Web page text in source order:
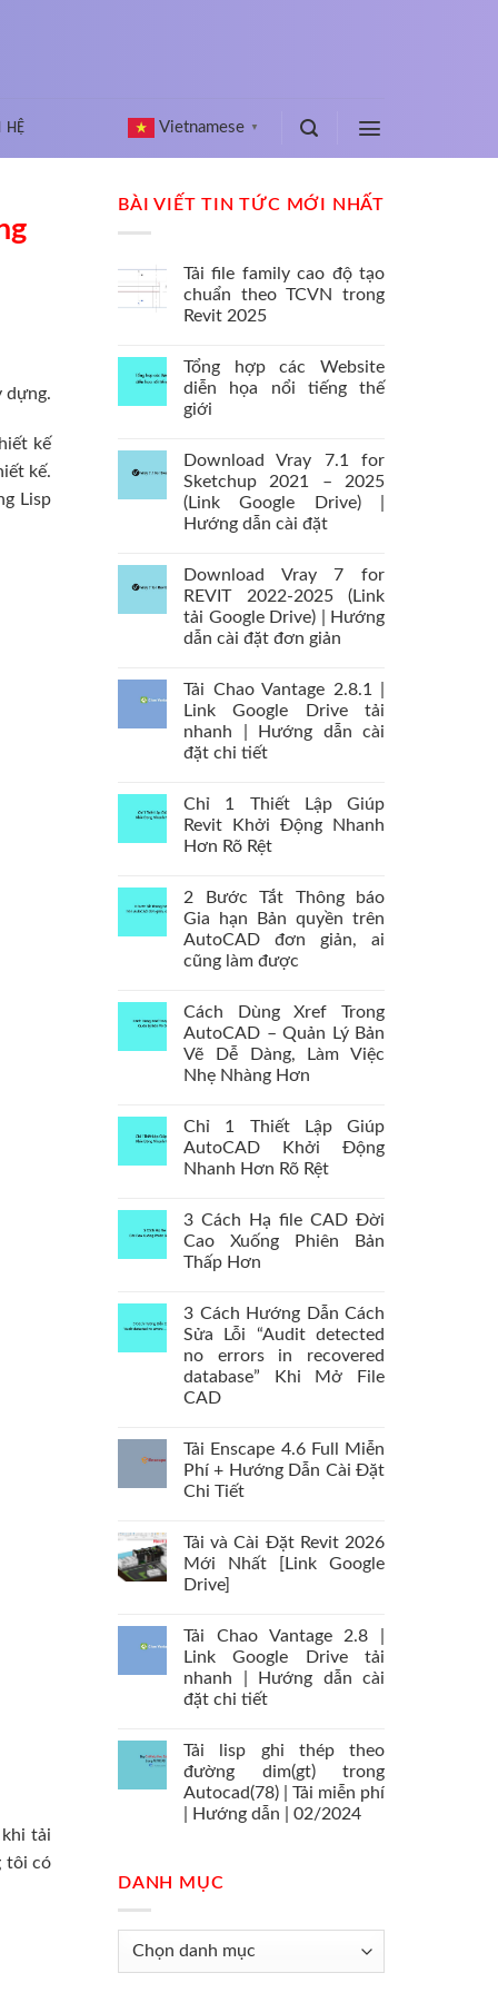
HỆ Vietnamese ▼
dựng.
kế
kế.
Lisp
tải
tôi có
BÀI VIẾT TIN TỨC MỚI NHẤT
Tải file family cao độ tạo
chuẩn theo TCVN trong
Revit 2025
Tổng hợp các Website
diễn họa nổi tiếng thế
giới
Download Vray 7.1 for
Sketchup 2021 – 2025
(Link Google Drive) |
Hướng dẫn cài đặt
Download Vray 7 for
REVIT 2022-2025 (Link
tải Google Drive) | Hướng
dẫn cài đặt đơn giản
Tải Chao Vantage 2.8.1 |
Link Google Drive tải
nhanh | Hướng dẫn cài
đặt chi tiết
Chỉ 1 Thiết Lập Giúp
Revit Khởi Động Nhanh
Hơn Rõ Rệt
2 Bước Tắt Thông báo
Gia hạn Bản quyền trên
AutoCAD đơn giản, ai
cũng làm được
Cách Dùng Xref Trong
AutoCAD – Quản Lý Bản
Vẽ Dễ Dàng, Làm Việc
Nhẹ Nhàng Hơn
Chỉ 1 Thiết Lập Giúp
AutoCAD Khởi Động
Nhanh Hơn Rõ Rệt
3 Cách Hạ file CAD Đời
Cao Xuống Phiên Bản
Thấp Hơn
3 Cách Hướng Dẫn Cách
Sửa Lỗi “Audit detected
no errors in recovered
database” Khi Mở File
CAD
Tải Enscape 4.6 Full Miễn
Phí + Hướng Dẫn Cài Đặt
Chi Tiết
Tải và Cài Đặt Revit 2026
Mới Nhất [Link Google
Drive]
Tải Chao Vantage 2.8 |
Link Google Drive tải
nhanh | Hướng dẫn cài
đặt chi tiết
Tải lisp ghi thép theo
đường dim(gt) trong
Autocad(78) | Tải miễn phí
| Hướng dẫn | 02/2024
DANH MỤC
Danh